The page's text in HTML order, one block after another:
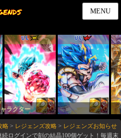
MENU
UL UL
ラクター
略> レジェンズ攻略> レジェンズお知らせ
ログインで刻の結晶100個ゲット！毎週末